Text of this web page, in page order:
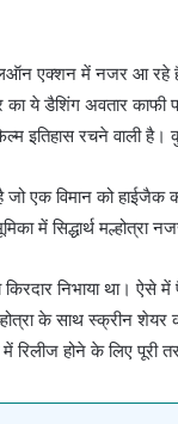
फुलऑन एक्शन में नजर आ
डैशिंग अवतार काफी
इतिहास रचने वाली है।
है जो एक विमान को
भूमिका में सिद्धार्थ
किरदार निभाया था।
के साथ स्क्रीन
रिलीज होने के लिए पूरी